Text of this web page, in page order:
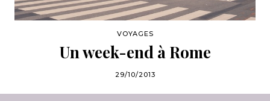
VOYAGES
Un week-end à Rome
29/10/2013